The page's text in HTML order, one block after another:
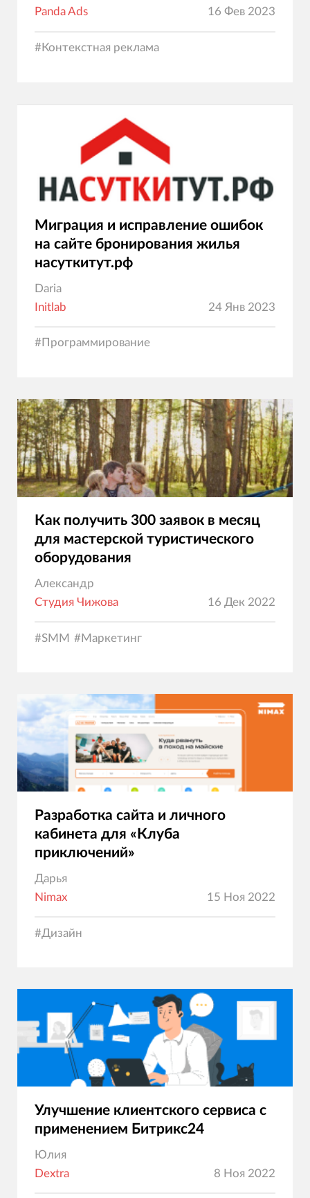
Panda Ads
16 Фев 2023
#Контекстная реклама
Миграция и исправление ошибок
на сайте бронирования жилья
насуткитут.рф
Daria
Initlab
24 Янв 2023
#Программирование
Как получить 300 заявок в месяц
для мастерской туристического
оборудования
Александр
Студия Чижова
16 Дек 2022
#SMM #Маркетинг
Разработка сайта и личного
кабинета для «Клуба
приключений»
Дарья
Nimax
15 Ноя 2022
#Дизайн
Улучшение клиентского сервиса с
применением Битрикс24
Юлия
Dextra
8 Ноя 2022